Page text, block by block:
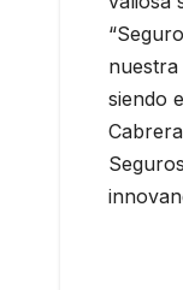
siendo